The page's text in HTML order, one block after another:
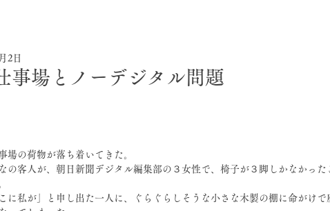
事場とノーデジタル問題
2日
場の荷物が落ち着いてきた。
の客人が、朝日新聞デジタル編集部の３女性で、椅子が３脚しかなかった
に私が」と申し出た一人に、ぐらぐらしそうな小さな木製の棚に命がけで